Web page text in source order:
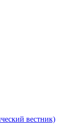
вестник)